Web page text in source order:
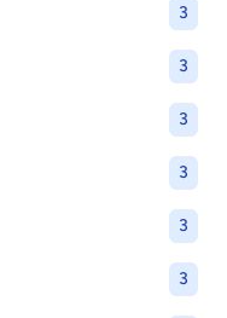
3
3
3
3
3
3